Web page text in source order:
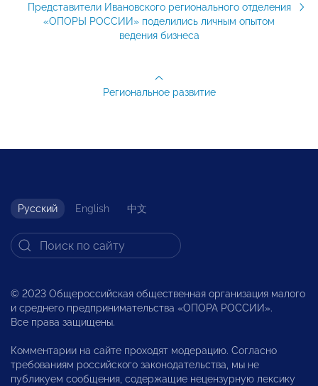
Представители Ивановского регионального отделения
«ОПОРЫ РОССИИ» поделились личным опытом
ведения бизнеса
Региональное развитие
Русский English 中文
© 2023 Общероссийская общественная организация малого
и среднего предпринимательства «ОПОРА РОССИИ».
Все права защищены.
Комментарии на сайте проходят модерацию. Согласно
требованиям российского законодательства, мы не
публикуем сообщения, содержащие нецензурную лексику